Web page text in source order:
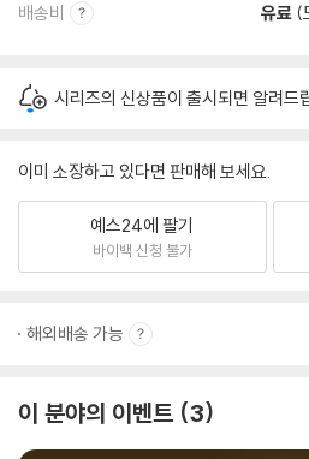
배송비 유료 (
시리즈의 신상품이 출시되면 알려드
이미 소장하고 있다면 판매해 보세요.
예스24에 팔기
바이백 신청 불가
해외배송 가능
이 분야의 이벤트 3